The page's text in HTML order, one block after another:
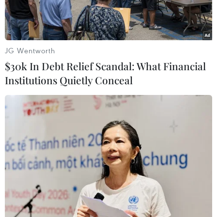
Video
Giới chức Trung Quốc cho biết, ngày 17/6, Ngoại
trưởng Vương Nghị và người đồng cấp Ấn Độ
Subrahmanyam Jaishankar đã có cuộc điện đàm
về vụ đụng độ đẫm máu mới xảy ra ở biên giới
hai nước khiến ít nhất 20 binh sỹ Ấn Độ thiệt
Theo Bộ Ngoại giao Trung Quốc, hai bên nhất trí
JG Wentworth
$30k In Debt Relief Scandal: What Financial
Institutions Quietly Conceal